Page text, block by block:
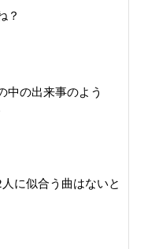
？
中の出来事のよう
に似合う曲はないと